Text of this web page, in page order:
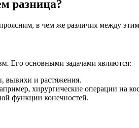
разница?
в чем же различия между
Его основными задачами являются:
вывихи и растяжения.
хирургические операции на
функции конечностей.